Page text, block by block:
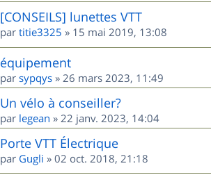
[CONSEILS] lunettes VTT
par titie3325 » 15 mai 2019, 13:08
équipement
par sypqys » 26 mars 2023, 11:49
Un vélo à conseiller?
par legean » 22 janv. 2023, 14:04
Porte VTT Électrique
par Gugli » 02 oct. 2018, 21:18